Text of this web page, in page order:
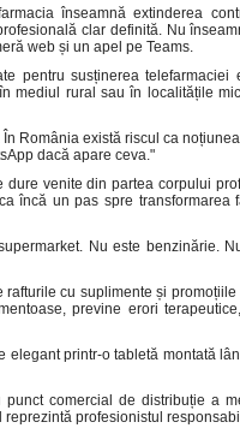
înseamnă extinderea
clar definită. Nu
web și un apel pe Teams.
pentru susținerea
mediul rural sau în localitățile
România există riscul ca
dacă apare ceva."
dure venite din partea corpului
încă un pas spre
Nu este benzinărie.
rafturile cu suplimente și
previne erori
elegant printr-o tabletă montată
comercial de distribuție a
profesionistul